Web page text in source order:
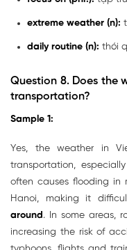
extreme weather (n):
daily routine (n): thói
Question 8. Does the
transportation?
Sample 1:
Yes, the weather in
transportation,
often causes flooding in
Hanoi, making it
around. In some areas,
increasing the risk of